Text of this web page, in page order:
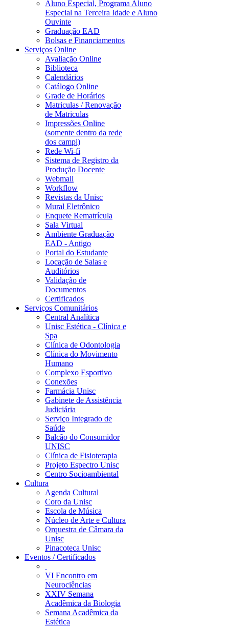
Aluno Especial, Programa Aluno
Especial na Terceira Idade e Aluno
Ouvinte
Graduação EAD
Bolsas e Financiamentos
Serviços Online
Avaliação Online
Biblioteca
Calendários
Catálogo Online
Grade de Horários
Matriculas / Renovação
de Matriculas
Impressões Online
(somente dentro da rede
dos campi)
Rede Wi-fi
Sistema de Registro da
Produção Docente
Webmail
Workflow
Revistas da Unisc
Mural Eletrônico
Enquete Rematrícula
Sala Virtual
Ambiente Graduação
EAD - Antigo
Portal do Estudante
Locação de Salas e
Auditórios
Validação de
Documentos
Certificados
Serviços Comunitários
Central Analítica
Unisc Estética - Clínica e
Spa
Clínica de Odontologia
Clínica do Movimento
Humano
Complexo Esportivo
Conexões
Farmácia Unisc
Gabinete de Assistência
Judiciária
Serviço Integrado de
Saúde
Balcão do Consumidor
UNISC
Clínica de Fisioterapia
Projeto Espectro Unisc
Centro Socioambiental
Cultura
Agenda Cultural
Coro da Unisc
Escola de Música
Núcleo de Arte e Cultura
Orquestra de Câmara da
Unisc
Pinacoteca Unisc
Eventos / Certificados
VI Encontro em
Neurociências
XXIV Semana
Acadêmica da Biologia
Semana Acadêmica da
Estética